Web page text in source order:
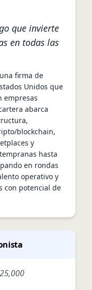
que invierte
en todas las
firma de
Unidos que
empresas
abarca
blockchain,
y
hasta
en rondas
operativo y
con potencial de